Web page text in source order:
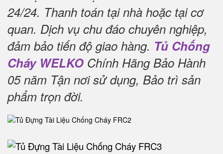
24/24. Thanh toán tại nhà hoặc tại cơ
quan. Dịch vụ chu đáo chuyên nghiệp,
đảm bảo tiến độ giao hàng. Tủ Chống
Cháy WELKO Chính Hãng Bảo Hành
05 năm Tận nơi sử dụng, Bảo trì sản
phẩm trọn đời.